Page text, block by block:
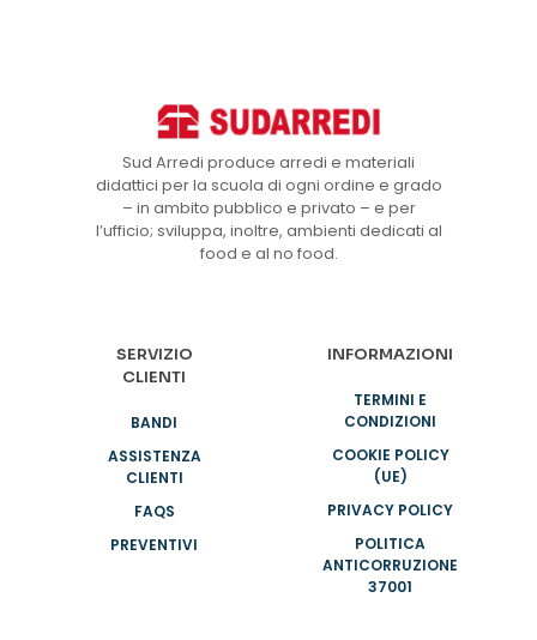
Sud Arredi produce arredi e materiali
didattici per la scuola di ogni ordine e grado
– in ambito pubblico e privato – e per
l’ufficio; sviluppa, inoltre, ambienti dedicati al
food e al no food.
SERVIZIO
CLIENTI
BANDI
ASSISTENZA
CLIENTI
FAQS
PREVENTIVI
INFORMAZIONI
TERMINI E
CONDIZIONI
COOKIE POLICY
(UE)
PRIVACY POLICY
POLITICA
ANTICORRUZIONE
37001